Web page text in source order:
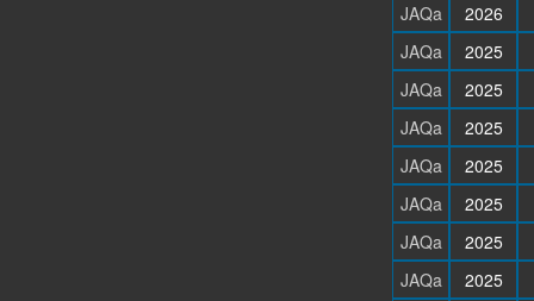
JAQa
2026
JAQa
2025
JAQa
2025
JAQa
2025
JAQa
2025
JAQa
2025
JAQa
2025
JAQa
2025